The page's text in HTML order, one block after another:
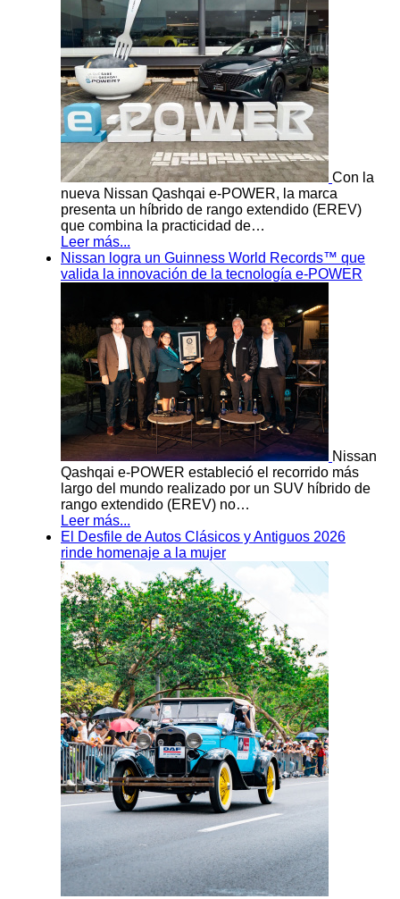
Con la
nueva Nissan Qashqai e-POWER, la marca
presenta un híbrido de rango extendido (EREV)
que combina la practicidad de…
Leer más...
Nissan logra un Guinness World Records™ que
valida la innovación de la tecnología e-POWER
Nissan
Qashqai e-POWER estableció el recorrido más
largo del mundo realizado por un SUV híbrido de
rango extendido (EREV) no…
Leer más...
El Desfile de Autos Clásicos y Antiguos 2026
rinde homenaje a la mujer